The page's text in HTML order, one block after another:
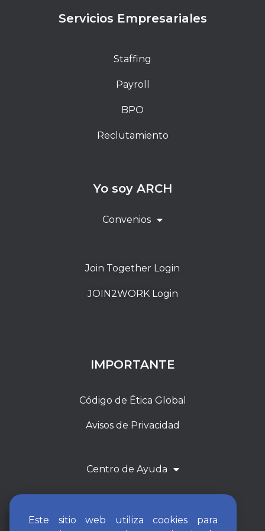
Servicios Empresariales
Staffing
Payroll
BPO
Reclutamiento
Yo soy ARCH
Convenios
Join Together Login
JOIN2WORK Login
IMPORTANTE
Código de Ética Global
Avisos de Privacidad
Centro de Ayuda
Este sitio web utiliza cookies para